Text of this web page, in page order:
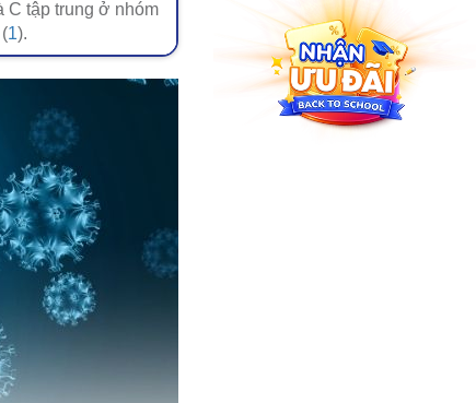
C tập trung ở nhóm
1).